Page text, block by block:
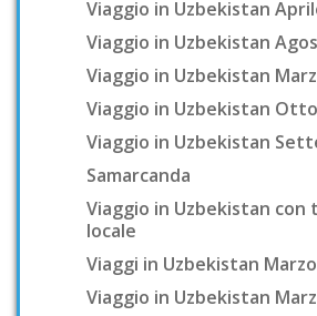
Viaggio in Uzbekistan
Viaggio in Uzbekistan
Viaggio in Uzbekistan
Viaggio in Uzbekistan
Viaggio in Uzbekistan
Samarcanda
Viaggio in Uzbekistan
locale
Viaggi in Uzbekistan Marzo
Viaggio in Uzbekistan